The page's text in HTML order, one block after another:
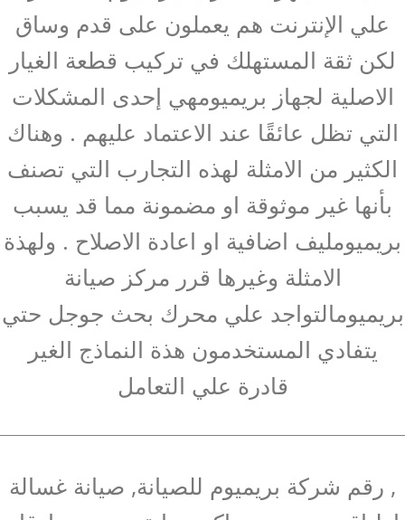
علي الإنترنت هم يعملون على قدم وساق
لكن ثقة المستهلك في تركيب قطعة الغيار
الاصلية لجهاز بريميومهي إحدى المشكلات
التي تظل عائقًا عند الاعتماد عليهم . وهناك
الكثير من الامثلة لهذه التجارب التي تصنف
بأنها غير موثوقة او مضمونة مما قد يسبب
بريميومليف اضافية او اعادة الاصلاح . ولهذة
الامثلة وغيرها قرر مركز صيانة
بريميومالتواجد علي محرك بحث جوجل حتي
يتفادي المستخدمون هذة النماذج الغير
قادرة علي التعامل
, رقم شركة بريميوم للصيانة, صيانة غسالة